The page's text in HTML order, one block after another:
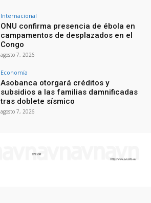
Internacional
ONU confirma presencia de ébola en
campamentos de desplazados en el
Congo
agosto 7, 2026
Economía
Asobanca otorgará créditos y
subsidios a las familias damnificadas
tras doblete sísmico
agosto 7, 2026